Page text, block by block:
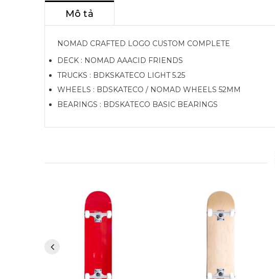
Mô tả
NOMAD CRAFTED LOGO CUSTOM COMPLETE
DECK : NOMAD AAACID FRIENDS
TRUCKS : BDKSKATECO LIGHT 5.25
WHEELS : BDSKATECO / NOMAD WHEELS 52MM
BEARINGS : BDSKATECO BASIC BEARINGS